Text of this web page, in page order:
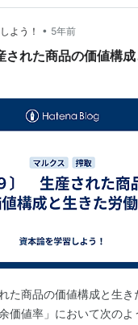
んで、その資金をテスラ
とづく。 テスラは、自動
よう！ • 5年前
された商品の価値構
た商品の価値構成と生
価値率」において次のよ